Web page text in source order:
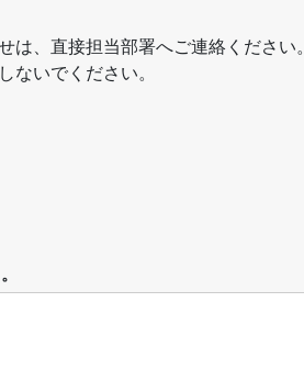
は、直接担当部署へご連絡ください。
ないでください。